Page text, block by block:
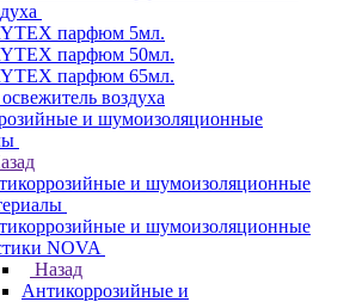
парфюм 5мл.
парфюм 50мл.
парфюм 65мл.
воздуха
и шумоизоляционные
и шумоизоляционные
и шумоизоляционные
NOVA
Назад
Антикоррозийные и